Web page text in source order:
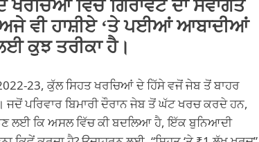
ਖਰਚਿਆਂ ਵਿੱਚ ਗਿਰਾਵਟ ਦਾ ਸਵਾਗਤ
ਅਜੇ ਵੀ ਹਾਸ਼ੀਏ ‘ਤੇ ਪਈਆਂ ਆਬਾਦੀਆਂ
ਕੁਝ ਤਰੀਕਾ ਹੈ।
23, ਕੁੱਲ ਸਿਹਤ ਖਰਚਿਆਂ ਦੇ ਹਿੱਸੇ ਵਜੋਂ ਜੇਬ ਤੋਂ ਬਾਹਰ
ਜਦੋਂ ਪਰਿਵਾਰ ਬਿਮਾਰੀ ਦੌਰਾਨ ਜੇਬ ਤੋਂ ਘੱਟ ਖਰਚ ਕਰਦੇ ਹਨ,
ਲਈ ਕਿ ਅਸਲ ਵਿੱਚ ਕੀ ਬਦਲਿਆ ਹੈ, ਇੱਕ ਬੁਨਿਆਦੀ